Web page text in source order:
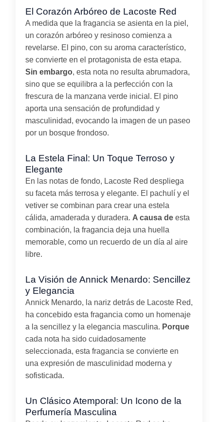
El Corazón Arbóreo de Lacoste Red
A medida que la fragancia se asienta en la piel,
un corazón arbóreo y resinoso comienza a
revelarse. El pino, con su aroma característico,
se convierte en el protagonista de esta etapa.
Sin embargo, esta nota no resulta abrumadora,
sino que se equilibra a la perfección con la
frescura de la manzana verde inicial. El pino
aporta una sensación de profundidad y
masculinidad, evocando la imagen de un paseo
por un bosque frondoso.
La Estela Final: Un Toque Terroso y
Elegante
En las notas de fondo, Lacoste Red despliega
su faceta más terrosa y elegante. El pachulí y el
vetiver se combinan para crear una estela
cálida, amaderada y duradera. A causa de esta
combinación, la fragancia deja una huella
memorable, como un recuerdo de un día al aire
libre.
La Visión de Annick Menardo: Sencillez
y Elegancia
Annick Menardo, la nariz detrás de Lacoste Red,
ha concebido esta fragancia como un homenaje
a la sencillez y la elegancia masculina. Porque
cada nota ha sido cuidadosamente
seleccionada, esta fragancia se convierte en
una expresión de masculinidad moderna y
sofisticada.
Un Clásico Atemporal: Un Icono de la
Perfumería Masculina